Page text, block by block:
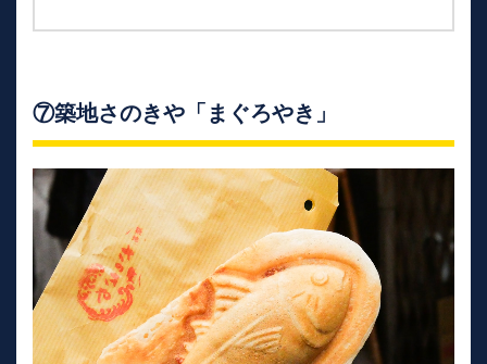
⑦築地さのきや「まぐろやき」